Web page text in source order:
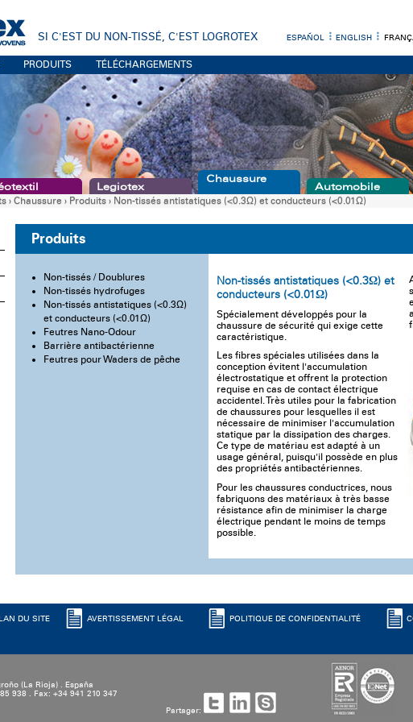
SI C'EST DU NON-TISSÉ, C'EST LOGROTEX ESPAÑOL ENGLISH
PRODUITS TÉLÉCHARGEMENTS
Legiotex
Chaussure
Automobile
› Chaussure › Produits› Non-tissés antistatiques (<0.3Ω) et conducteurs (<0.01Ω)
Produits
Non-tissés / Doublures
Non-tissés hydrofuges
Non-tissés antistatiques (<0.3Ω)
et conducteurs (<0.01Ω)
Feutres Nano-Odour
Barrière antibactérienne
Feutres pour Waders de pêche
Non-tissés antistatiques (<0.3Ω) et
conducteurs (<0.01Ω)
Spécialement développés pour la
chaussure de sécurité qui exige cette
caractéristique.
Les fibres spéciales utilisées dans la
conception évitent l'accumulation
électrostatique et offrent la protection
requise en cas de contact électrique
accidentel. Très utiles pour la fabrication
de chaussures pour lesquelles il est
nécessaire de minimiser l'accumulation
statique par la dissipation des charges.
Ce type de matériau est adapté à un
usage général, puisqu'il possède en plus
des propriétés antibactériennes.
Pour les chaussures conductrices, nous
fabriquons des matériaux à très basse
résistance afin de minimiser la charge
électrique pendant le moins de temps
possible.
DU SITE AVERTISSEMENT LÉGAL POLITIQUE DE CONFIDENTIALITÉ
(La Rioja) . España
938 . Fax: +34 941 210 347
Partager: